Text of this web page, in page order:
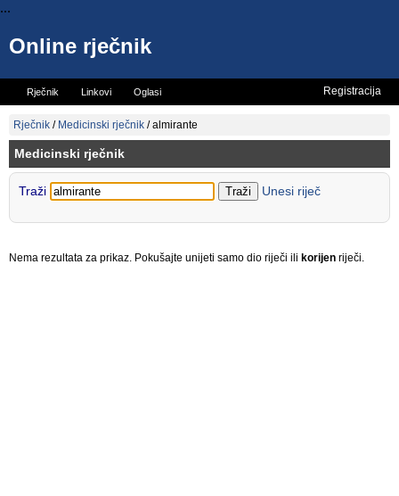
...
Online rječnik
Rječnik Linkovi Oglasi
Vicevi
Registracija
Rječnik / Medicinski rječnik /almirante
Medicinski rječnik
Traži Unesi riječ
Nema rezultata za prikaz. Pokušajte unijeti samo dio riječi ili korijen riječi.